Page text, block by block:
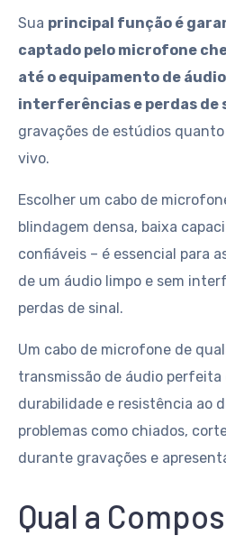
Sua principal função é
captado pelo microfone
até o equipamento de áudio
interferências e perdas de
gravações de estúdios
vivo.
Escolher um cabo de
blindagem densa, baixa
confiáveis – é essencial para
de um áudio limpo e sem
perdas de sinal.
Um cabo de microfone de
transmissão de áudio
durabilidade e resistência ao
problemas como chiados,
durante gravações e
Qual a